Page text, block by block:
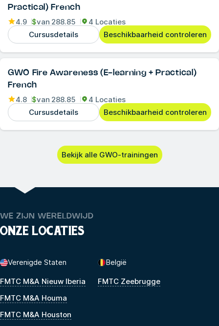
Practical) French
4.9 $van 288.85
4 Locaties
Cursusdetails
Beschikbaarheid controleren
GWO Fire Awareness (E-learning + Practical)
French
4.8 $van 288.85
4 Locaties
Cursusdetails
Beschikbaarheid controleren
Bekijk alle GWO-trainingen
WE ZIJN WERELDWIJD
ONZE LOCATIES
Verenigde Staten
FMTC M&A Nieuw Iberia
FMTC M&A Houma
FMTC M&A Houston
België
FMTC Zeebrugge